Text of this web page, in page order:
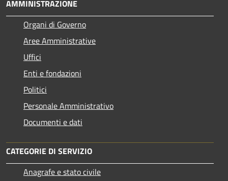
AMMINISTRAZIONE
Organi di Governo
Aree Amministrative
Uffici
Enti e fondazioni
Politici
Personale Amministrativo
Documenti e dati
CATEGORIE DI SERVIZIO
Anagrafe e stato civile